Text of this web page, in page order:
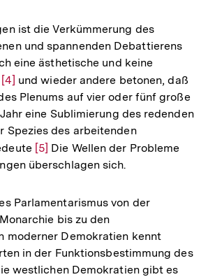
ist die Verkümmerung des
und spannenden Debattierens
eine ästhetische und keine
Zur
Auflösung
der
Fußnote
[4] und wieder andere betonen, daß
Plenums auf vier oder fünf große
eine Sublimierung des redenden
Spezies des arbeitenden
Zur
Auflösung
Fußnote
[5] Die Wellen der Probleme
überschlagen sich.
Parlamentarismus von der
bis zu den
moderner Demokratien kennt
in der Funktionsbestimmung des
westlichen Demokratien gibt es